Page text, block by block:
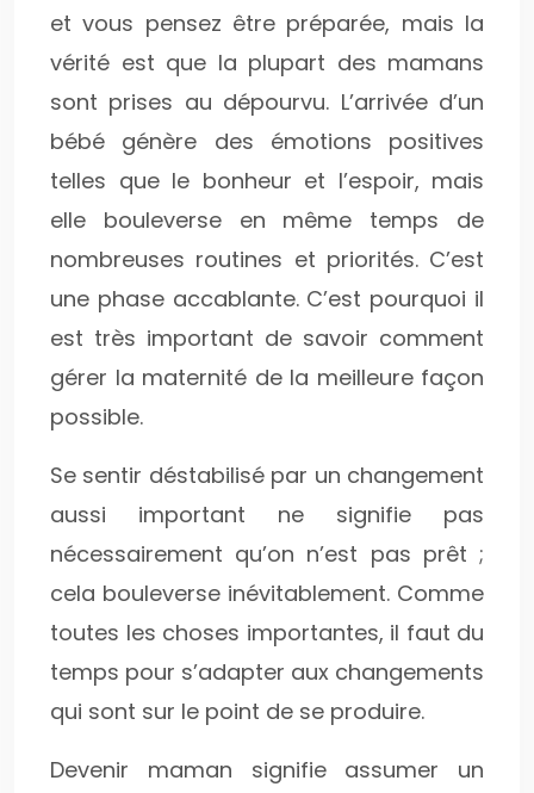
et vous pensez être préparée, mais la
vérité est que la plupart des mamans
sont prises au dépourvu. L’arrivée d’un
bébé génère des émotions positives
telles que le bonheur et l’espoir, mais
elle bouleverse en même temps de
nombreuses routines et priorités. C’est
une phase accablante. C’est pourquoi il
est très important de savoir comment
gérer la maternité de la meilleure façon
possible.
Se sentir déstabilisé par un changement
aussi important ne signifie pas
nécessairement qu’on n’est pas prêt ;
cela bouleverse inévitablement. Comme
toutes les choses importantes, il faut du
temps pour s’adapter aux changements
qui sont sur le point de se produire.
Devenir maman signifie assumer un